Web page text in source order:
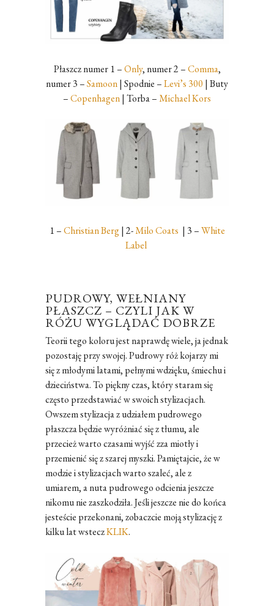
Płaszcz numer 1 –Only, numer 2 –Comma,
numer 3 –Samoon| Spodnie –Levi’s 300 | Buty
–Copenhagen| Torba –Michael Kors
1 –Christian Berg| 2-Milo Coats | 3 –White
Label
PUDROWY, WEŁNIANY
PŁASZCZ – CZYLI JAK W
RÓŻU WYGLĄDAĆ DOBRZE
Teorii tego koloru jest naprawdę wiele, ja jednak
pozostaję przy swojej. Pudrowy róż kojarzy mi
się z młodymi latami, pełnymi wdzięku, śmiechu i
dzieciństwa. To piękny czas, który staram się
często przedstawiać w swoich stylizacjach.
Owszem stylizacja z udziałem pudrowego
płaszcza będzie wyróżniać się z tłumu, ale
przecież warto czasami wyjść zza miotły i
przemienić się z szarej myszki. Pamiętajcie, że w
modzie i stylizacjach warto szaleć, ale z
umiarem, a nuta pudrowego odcienia jeszcze
nikomu nie zaszkodziła. Jeśli jeszcze nie do końca
jesteście przekonani, zobaczcie moją stylizację z
kilku lat wsteczKLIK.